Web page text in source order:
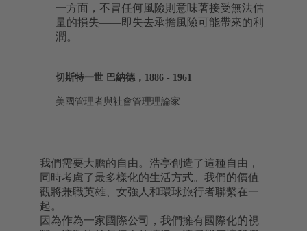
一方面，不冒任何風險則意味著接受無法估
量的損失——即失去承擔風險可能帶來的利
潤。
切斯特一世 巴納德，1886 - 1961
美國管理者與社會管理理論家
我們需要大膽的自由。浩亭創造了這種自由，
同時考慮了最多樣化的生活方式。我們的價值
觀將兼職英雄、女強人和環球旅行者聯繫在一
起。
因為作為一家國際公司，我們擁有國際化的視